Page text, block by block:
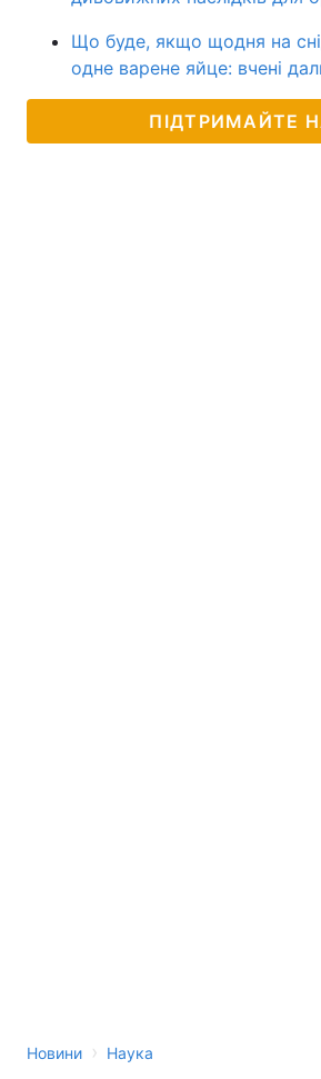
Що буде, якщо щодня на
одне варене яйце: вчені
ПІДТРИМАЙТЕ
Новини › Наука